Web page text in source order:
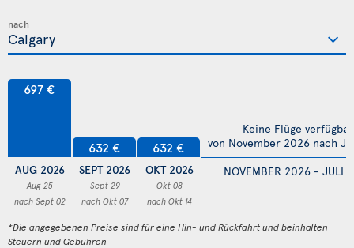
nach
697 €
AUG 2026
Aug 25
nach Sept 02
632 €
SEPT 2026
Sept 29
nach Okt 07
632 €
OKT 2026
Okt 08
nach Okt 14
NOVEMBER 2026 - JULI
Keine Flüge verfügbar
von November 2026 nach
*Die angegebenen Preise sind für eine Hin- und Rückfahrt und beinhalten
Steuern und Gebühren